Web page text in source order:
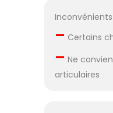
Inconvénients
– Certains
– Ne
articulaires